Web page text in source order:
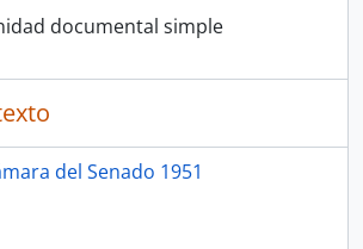
documental simple
del Senado 1951